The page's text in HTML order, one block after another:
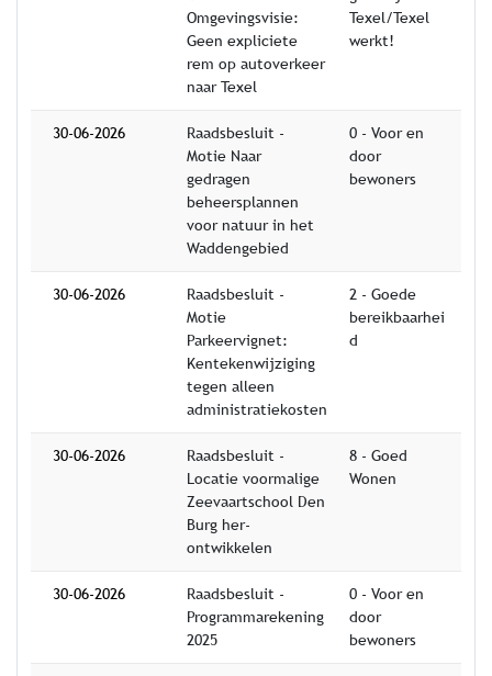
Omgevingsvisie:
Geen expliciete
rem op autoverkeer
naar Texel
Texel/Texel
werkt!
30-06-2026
Raadsbesluit -
Motie Naar
gedragen
beheersplannen
voor natuur in het
Waddengebied
0 - Voor en
door
bewoners
30-06-2026
Raadsbesluit -
Motie
Parkeervignet:
Kentekenwijziging
tegen alleen
administratiekosten
2 - Goede
bereikbaarhei
d
30-06-2026
Raadsbesluit -
Locatie voormalige
Zeevaartschool Den
Burg her-
ontwikkelen
8 - Goed
Wonen
30-06-2026
Raadsbesluit -
Programmarekening
2025
0 - Voor en
door
bewoners